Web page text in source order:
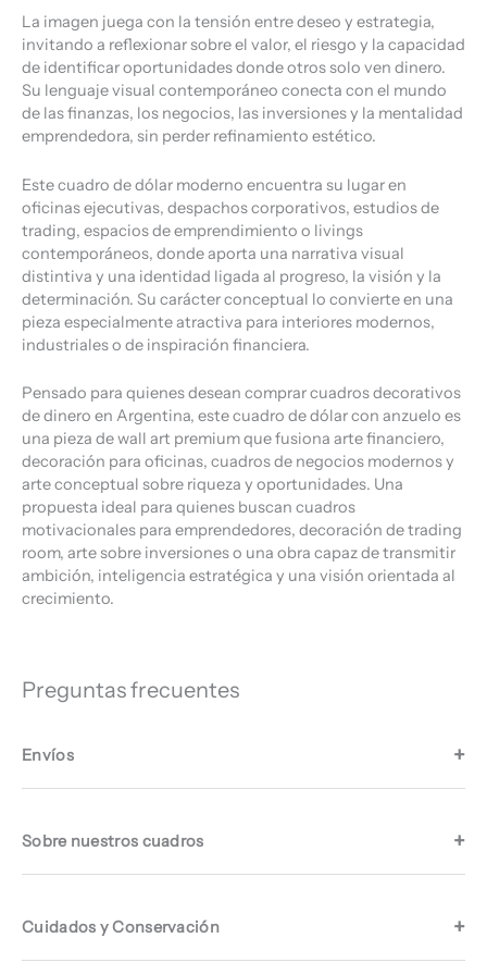
La imagen juega con la tensión entre deseo y estrategia,
invitando a reflexionar sobre el valor, el riesgo y la capacidad
de identificar oportunidades donde otros solo ven dinero.
Su lenguaje visual contemporáneo conecta con el mundo
de las finanzas, los negocios, las inversiones y la mentalidad
emprendedora, sin perder refinamiento estético.
Este cuadro de dólar moderno encuentra su lugar en
oficinas ejecutivas, despachos corporativos, estudios de
trading, espacios de emprendimiento o livings
contemporáneos, donde aporta una narrativa visual
distintiva y una identidad ligada al progreso, la visión y la
determinación. Su carácter conceptual lo convierte en una
pieza especialmente atractiva para interiores modernos,
industriales o de inspiración financiera.
Pensado para quienes desean comprar cuadros decorativos
de dinero en Argentina, este cuadro de dólar con anzuelo es
una pieza de wall art premium que fusiona arte financiero,
decoración para oficinas, cuadros de negocios modernos y
arte conceptual sobre riqueza y oportunidades. Una
propuesta ideal para quienes buscan cuadros
motivacionales para emprendedores, decoración de trading
room, arte sobre inversiones o una obra capaz de transmitir
ambición, inteligencia estratégica y una visión orientada al
crecimiento.
Preguntas frecuentes
Envíos
Sobre nuestros cuadros
Cuidados y Conservación